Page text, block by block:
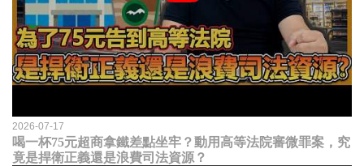
2026-07-17
喝一杯75元超商拿鐵差點坐牢？動用高等法院審微罪案，究
竟是捍衛正義還是浪費司法資源？